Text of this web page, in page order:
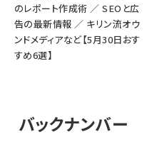
のレポート作成術 ／ SEOと広
告の最新情報 ／ キリン流オウ
ンドメディアなど【5月30日おす
すめ6選】
バックナンバー